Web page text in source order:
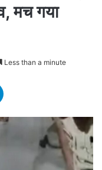
मच गया
Less than a minute